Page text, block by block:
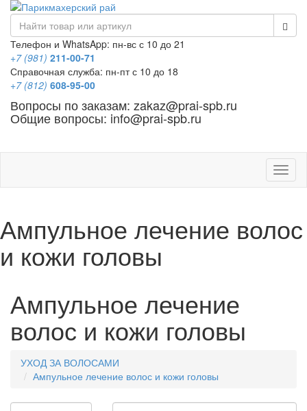
Телефон и WhatsApp: пн-вс с 10 до 21
+7 (981) 211-00-71
Справочная служба: пн-пт с 10 до 18
+7 (812) 608-95-00
Вопросы по заказам: zakaz@prai-spb.ru
Общие вопросы: info@prai-spb.ru
Ампульное лечение волос
и кожи головы
Ампульное лечение
волос и кожи головы
УХОД ЗА ВОЛОСАМИ
Ампульное лечение волос и кожи головы